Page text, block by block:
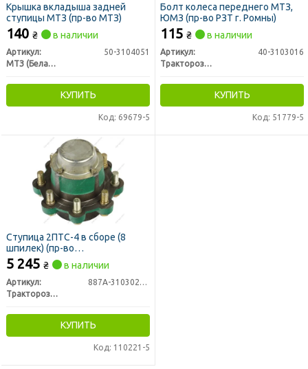
Крышка вкладыша задней
ступицы МТЗ (пр-во МТЗ)
140 ₴ в наличии
Артикул:
50-3104051
МТЗ (Беларусь)
КУПИТЬ
Код: 69679-5
Болт колеса переднего МТЗ,
ЮМЗ (пр-во РЗТ г. Ромны)
115 ₴ в наличии
Артикул:
40-3103016
Тракторозапчасть г. Ромны
КУПИТЬ
Код: 51779-5
Ступица 2ПТС-4 в сборе (8
шпилек) (пр-во
Тракторозапчасть)
5 245 ₴ в наличии
Артикул:
887А-3103021-10 СБ
Тракторозапчасть г. Ромны
КУПИТЬ
Код: 110221-5